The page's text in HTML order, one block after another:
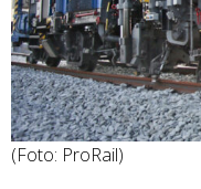
(Foto: ProRail)